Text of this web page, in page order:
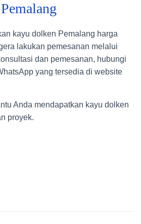
kayu dolken Pemalang harga
lakukan pemesanan melalui
dan pemesanan, hubungi
yang tersedia di website
Anda mendapatkan kayu dolken
proyek.